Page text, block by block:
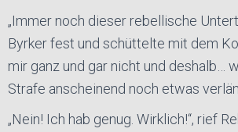
„Immer noch dieser rebellische
Byrker fest und schüttelte mit dem
mir ganz und gar nicht und deshalb…
Strafe anscheinend noch etwas
„Nein! Ich hab genug. Wirklich!“, rief